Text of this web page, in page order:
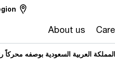
About us
العربية السعودية بوصفه محركاً